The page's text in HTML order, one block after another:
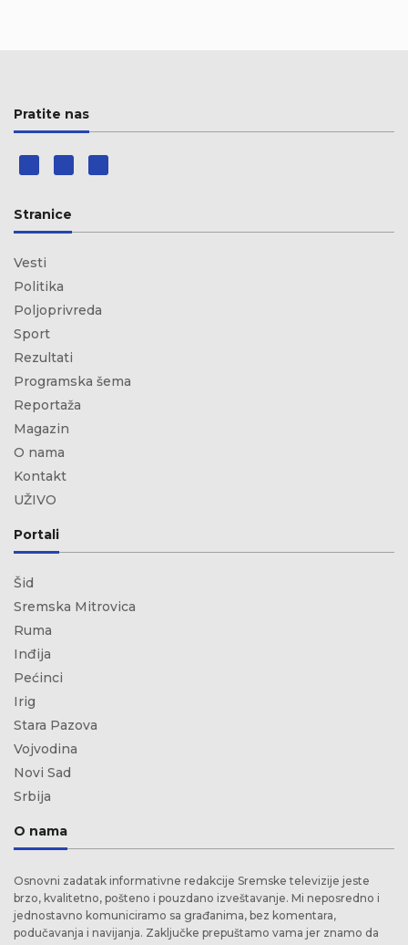
Pratite nas
Stranice
Vesti
Politika
Poljoprivreda
Sport
Rezultati
Programska šema
Reportaža
Magazin
O nama
Kontakt
UŽIVO
Portali
Šid
Sremska Mitrovica
Ruma
Inđija
Pećinci
Irig
Stara Pazova
Vojvodina
Novi Sad
Srbija
O nama
Osnovni zadatak informativne redakcije Sremske televizije jeste
brzo, kvalitetno, pošteno i pouzdano izveštavanje. Mi neposredno i
jednostavno komuniciramo sa građanima, bez komentara,
podučavanja i navijanja. Zaključke prepuštamo vama jer znamo da